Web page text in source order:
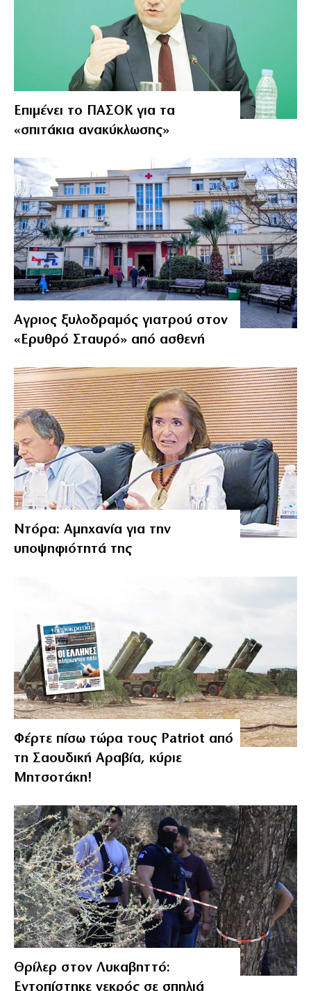
Επιμένει το ΠΑΣΟΚ για τα
«σπιτάκια ανακύκλωσης»
Αγριος ξυλοδραμός γιατρού στον
«Ερυθρό Σταυρό» από ασθενή
Ντόρα: Αμηχανία για την
υποψηφιότητά της
Φέρτε πίσω τώρα τους Patriot από
τη Σαουδική Αραβία, κύριε
Μητσοτάκη!
Θρίλερ στον Λυκαβηττό:
Εντοπίστηκε νεκρός σε σπηλιά